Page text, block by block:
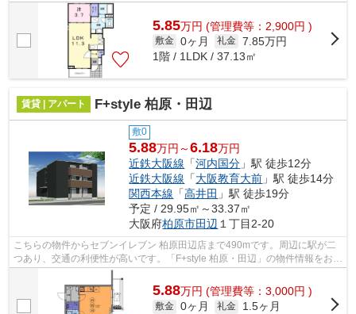
は、多くの方におすすめです。セレノ...
5.85万円 (管理費等：2,900円 )
敷金 0ヶ月 礼金 7.85万円
1階 / 1LDK / 37.13㎡
賃貸 | アパート F+style 柏原・田辺
敷0
5.88万円～6.18万円
近鉄大阪線 「河内国分 」駅 徒歩12分
近鉄大阪線 「大阪教育大前 」駅 徒歩14分
関西本線 「高井田 」駅 徒歩19分
予定 / 29.95㎡～33.37㎡
大阪府柏原市田辺 １丁目2-20
こちらの物件からセブンイレブン 柏原田辺店まで490mです。周辺に駅が二
つあり、交通の利便性が高いです。「F+style 柏原・田辺」の物件情報をお探
しならお気軽にお問い合わせ下さい。...
5.88万円 (管理費等：3,000円 )
敷金 0ヶ月 礼金
1.5ヶ月